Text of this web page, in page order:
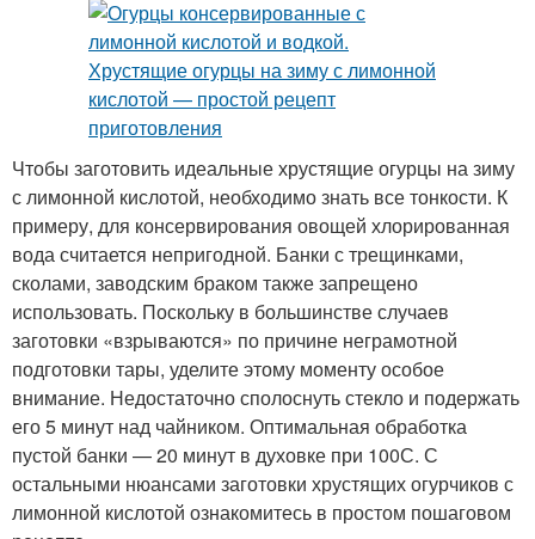
Чтобы заготовить идеальные хрустящие огурцы на зиму
с лимонной кислотой, необходимо знать все тонкости. К
примеру, для консервирования овощей хлорированная
вода считается непригодной. Банки с трещинками,
сколами, заводским браком также запрещено
использовать. Поскольку в большинстве случаев
заготовки «взрываются» по причине неграмотной
подготовки тары, уделите этому моменту особое
внимание. Недостаточно сполоснуть стекло и подержать
его 5 минут над чайником. Оптимальная обработка
пустой банки — 20 минут в духовке при 100С. С
остальными нюансами заготовки хрустящих огурчиков с
лимонной кислотой ознакомитесь в простом пошаговом